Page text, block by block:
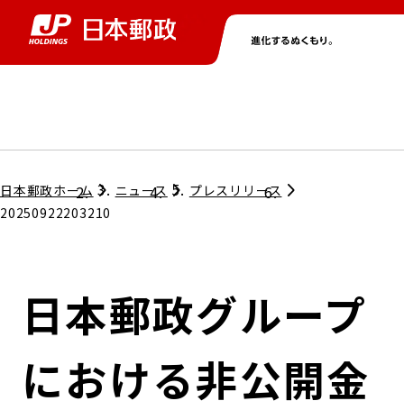
グループ情報トップ
コンプライアンス
ガバナンス
株主・投資家情報トップ
個人投資家のみなさまへ
株式情報
ニューストップ
サステナビリティトップ
担当役員メッセージ
サステナビリティマネジメント
採用情報トップ
日本郵政ホーム ニュース
プレスリリース
20250922203210
日本郵政グループ
における非公開金